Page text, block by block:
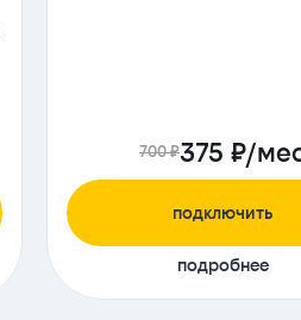
700 ₽375 ₽/
подключить
подробнее